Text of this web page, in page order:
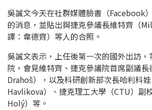
吳誠文今天在社群媒體臉書（Facebook
的消息，並貼出與捷克參議長維特齊（
譯：韋德齊）等人的合照。
吳誠文表示，上任後第一次的國外出訪
院，會見維特齊、捷克參議院首席副議
Drahoš），以及科研創新部次長哈利科
Havlikova）、捷克理工大學（CTU）副
Holý）等。